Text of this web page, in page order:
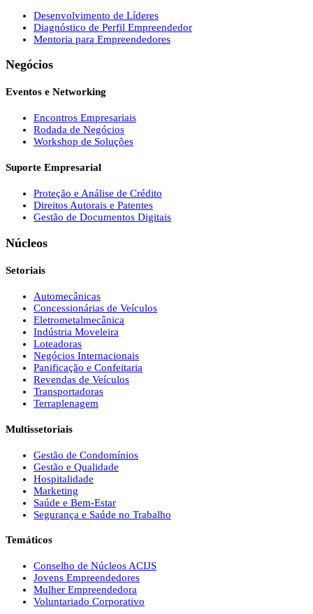
Desenvolvimento de Líderes
Diagnóstico de Perfil Empreendedor
Mentoria para Empreendedores
Negócios
Eventos e Networking
Encontros Empresariais
Rodada de Negócios
Workshop de Soluções
Suporte Empresarial
Proteção e Análise de Crédito
Direitos Autorais e Patentes
Gestão de Documentos Digitais
Núcleos
Setoriais
Automecânicas
Concessionárias de Veículos
Eletrometalmecânica
Indústria Moveleira
Loteadoras
Negócios Internacionais
Panificação e Confeitaria
Revendas de Veículos
Transportadoras
Terraplenagem
Multissetoriais
Gestão de Condomínios
Gestão e Qualidade
Hospitalidade
Marketing
Saúde e Bem-Estar
Segurança e Saúde no Trabalho
Temáticos
Conselho de Núcleos ACIJS
Jovens Empreendedores
Mulher Empreendedora
Voluntariado Corporativo